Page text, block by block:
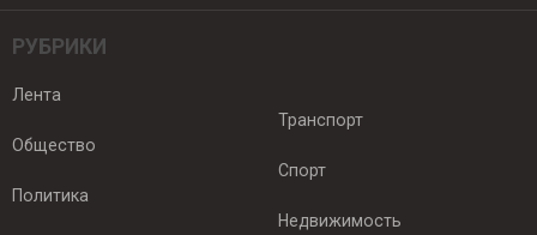
РУБРИКИ
Лента
Общество
Политика
Транспорт
Спорт
Недвижимость